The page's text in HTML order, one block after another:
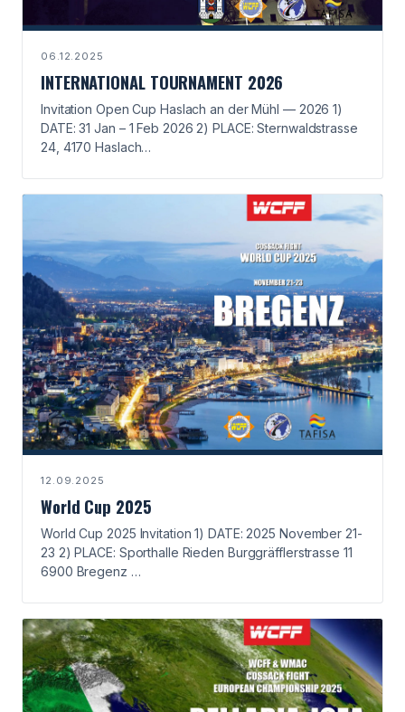
06.12.2025
INTERNATIONAL TOURNAMENT 2026
Invitation Open Cup Haslach an der Mühl — 2026 1)
DATE: 31 Jan – 1 Feb 2026 2) PLACE: Sternwaldstrasse
24, 4170 Haslach…
12.09.2025
World Cup 2025
World Cup 2025 Invitation 1) DATE: 2025 November 21-
23 2) PLACE: Sporthalle Rieden Burggräfflerstrasse 11
6900 Bregenz …